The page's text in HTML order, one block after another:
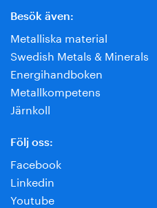
Besök även:
Metalliska material
Swedish Metals & Minerals
Energihandboken
Metallkompetens
Järnkoll
Följ oss:
Facebook
Linkedin
Youtube